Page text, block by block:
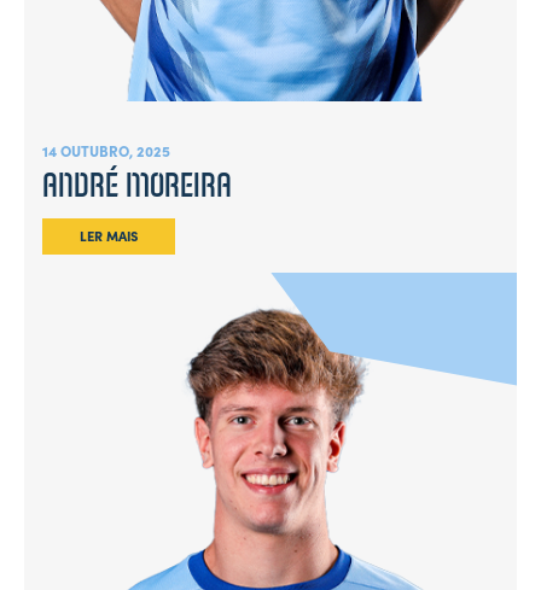
14 OUTUBRO, 2025
ANDRÉ MOREIRA
LER MAIS